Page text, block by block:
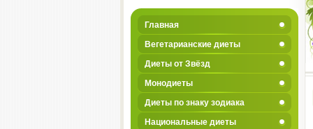
Главная
Вегетарианские диеты
Диеты от Звёзд
Монодиеты
Диеты по знаку зодиака
Национальные диеты